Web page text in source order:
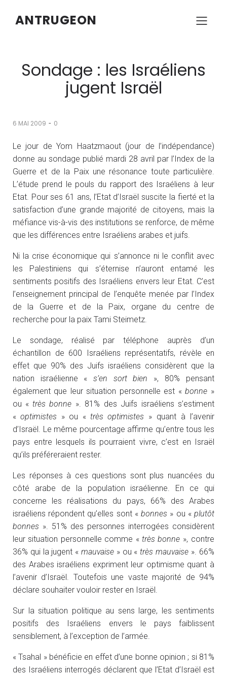
ANTRUGEON
Sondage : les Israéliens
jugent Israël
6 MAI 2009 - 0
Le jour de Yom Haatzmaout (jour de l’indépendance)
donne au sondage publié mardi 28 avril par l’Index de la
Guerre et de la Paix une résonance toute particulière.
L’étude prend le pouls du rapport des Israéliens à leur
Etat. Pour ses 61 ans, l’Etat d’Israël suscite la fierté et la
satisfaction d’une grande majorité de citoyens, mais la
méfiance vis-à-vis des institutions se renforce, de même
que les différences entre Israéliens arabes et juifs.
Ni la crise économique qui s’annonce ni le conflit avec
les Palestiniens qui s’éternise n’auront entamé les
sentiments positifs des Israéliens envers leur Etat. C’est
l’enseignement principal de l’enquête menée par l’Index
de la Guerre et de la Paix, organe du centre de
recherche pour la paix Tami Steimetz.
Le sondage, réalisé par téléphone auprès d’un
échantillon de 600 Israéliens représentatifs, révèle en
effet que 90% des Juifs israéliens considèrent que la
nation israélienne « s’en sort bien », 80% pensant
également que leur situation personnelle est « bonne »
ou « très bonne ». 81% des Juifs israéliens s’estiment
« optimistes » ou « très optimistes » quant à l’avenir
d’Israël. Le même pourcentage affirme qu’entre tous les
pays entre lesquels ils pourraient vivre, c’est en Israël
qu’ils préféreraient rester.
Les réponses à ces questions sont plus nuancées du
côté arabe de la population israélienne. En ce qui
concerne les réalisations du pays, 66% des Arabes
israéliens répondent qu’elles sont « bonnes » ou « plutôt
bonnes ». 51% des personnes interrogées considèrent
leur situation personnelle comme « très bonne », contre
36% qui la jugent « mauvaise » ou « très mauvaise ». 66%
des Arabes israéliens expriment leur optimisme quant à
l’avenir d’Israël. Toutefois une vaste majorité de 94%
déclare souhaiter vouloir rester en Israël.
Sur la situation politique au sens large, les sentiments
positifs des Israéliens envers le pays faiblissent
sensiblement, à l’exception de l’armée.
« Tsahal » bénéficie en effet d’une bonne opinion ; si 81%
des Israéliens interrogés déclarent que l’Etat d’Israël est